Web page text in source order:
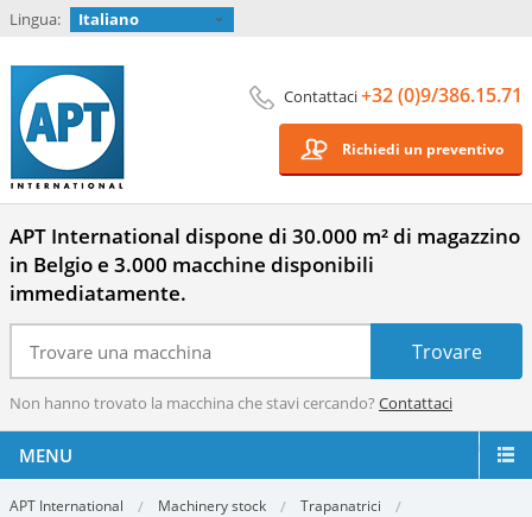
Lingua: Italiano
Contattaci+32 (0)9/386.15.71
Richiedi un preventivo
APT International dispone di 30.000 m² di magazzino
in Belgio e 3.000 macchine disponibili
immediatamente.
Non hanno trovato la macchina che stavi cercando? Contattaci
MENU
APT International Machinery stock
Trapanatrici